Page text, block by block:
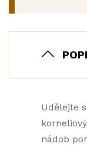
Udělejte
nádob